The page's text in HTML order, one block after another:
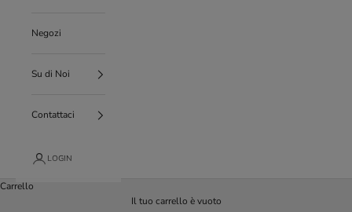
Negozi
Su di Noi
Contattaci
LOGIN
Carrello
Il tuo carrello è vuoto